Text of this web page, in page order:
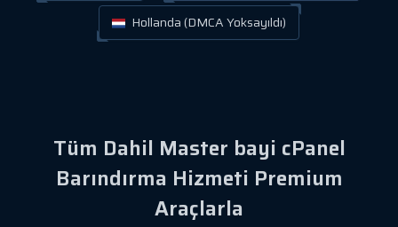
Hollanda (DMCA Yoksayıldı)
Tüm Dahil Master bayi cPanel
Barındırma Hizmeti Premium
Araçlarla